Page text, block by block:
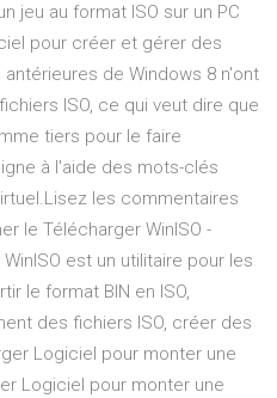
jeu au format ISO sur un PC
pour créer et gérer des
de Windows 8 n'ont
ISO, ce qui veut dire que
tiers pour le faire
à l'aide des mots-clés
les commentaires
le Télécharger WinISO -
est un utilitaire pour les
le format BIN en ISO,
des fichiers ISO, créer des
Logiciel pour monter une
Logiciel pour monter une